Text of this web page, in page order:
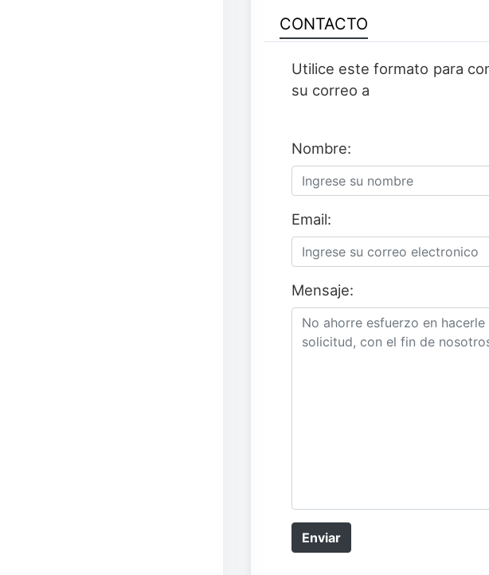
CONTACTO
Utilice este formato para
su correo a
Nombre:
Email:
Mensaje:
Enviar